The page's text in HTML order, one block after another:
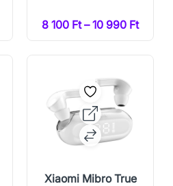
8 100 Ft – 10 990 Ft
Xiaomi Mibro True